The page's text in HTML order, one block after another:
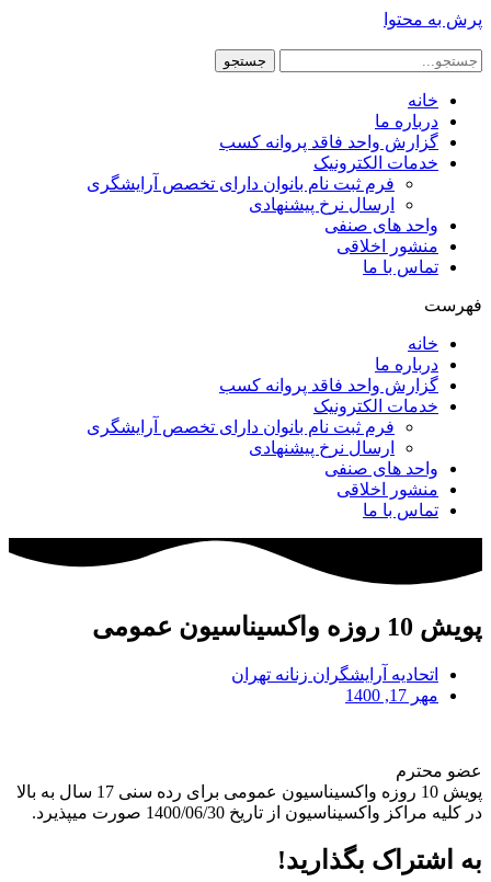
پرش به محتوا
جستجو
خانه
درباره ما
گزارش واحد فاقد پروانه کسب
خدمات الکترونیک
فرم ثبت نام بانوان دارای تخصص آرایشگری
ارسال نرخ پیشنهادی
واحد های صنفی
منشور اخلاقی
تماس با ما
فهرست
خانه
درباره ما
گزارش واحد فاقد پروانه کسب
خدمات الکترونیک
فرم ثبت نام بانوان دارای تخصص آرایشگری
ارسال نرخ پیشنهادی
واحد های صنفی
منشور اخلاقی
تماس با ما
پویش 10 روزه واکسیناسیون عمومی
اتحادیه آرایشگران زنانه تهران
مهر 17, 1400
عضو محترم
پویش 10 روزه واکسیناسیون عمومی برای رده سنی 17 سال به بالا
در کلیه مراکز واکسیناسیون از تاریخ 1400/06/30 صورت میپذیرد.
به اشتراک بگذارید!